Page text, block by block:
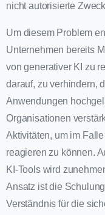
nicht autorisierte
Um diesem Problem
Unternehmen bereits
von generativer KI zu
darauf, zu verhindern,
Anwendungen
Organisationen
Aktivitäten, um im
reagieren zu können.
KI-Tools wird
Ansatz ist die
Verständnis für die